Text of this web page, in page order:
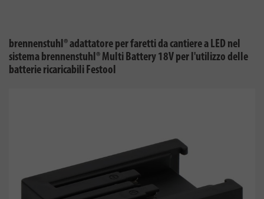
brennenstuhl® adattatore per faretti da cantiere a LED nel
sistema brennenstuhl® Multi Battery 18V per l'utilizzo delle
batterie ricaricabili Festool